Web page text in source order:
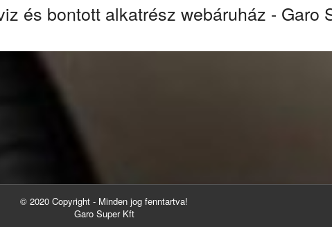
és bontott alkatrész webáruház - Garo
© 2020 Copyright - Minden jog fenntartva!
Garo Super Kft